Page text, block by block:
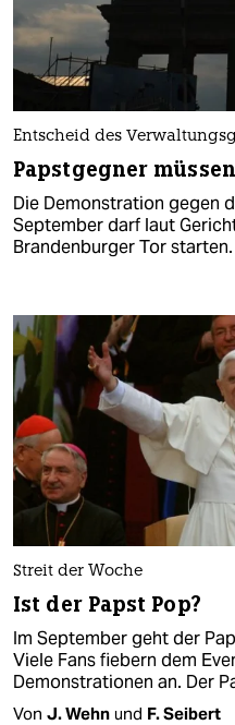
Entscheid des
Papstgegner
Die Demonstration gegen
September darf laut
Brandenburger Tor starten.
Streit der Woche
Ist der Papst Pop?
Im September geht der
Viele Fans fiebern dem
Demonstrationen an. Der
Von J. Wehn und F. Seibert